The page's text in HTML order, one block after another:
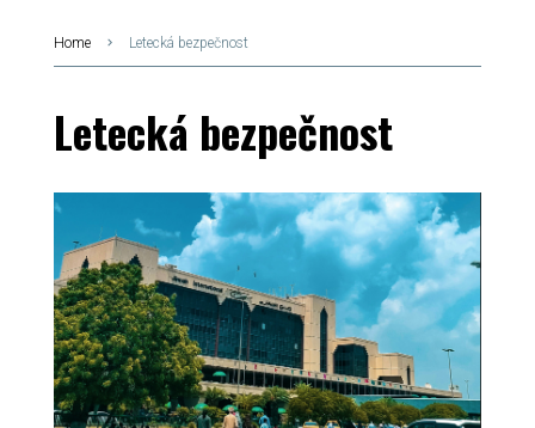
Home Letecká bezpečnost
Letecká bezpečnost